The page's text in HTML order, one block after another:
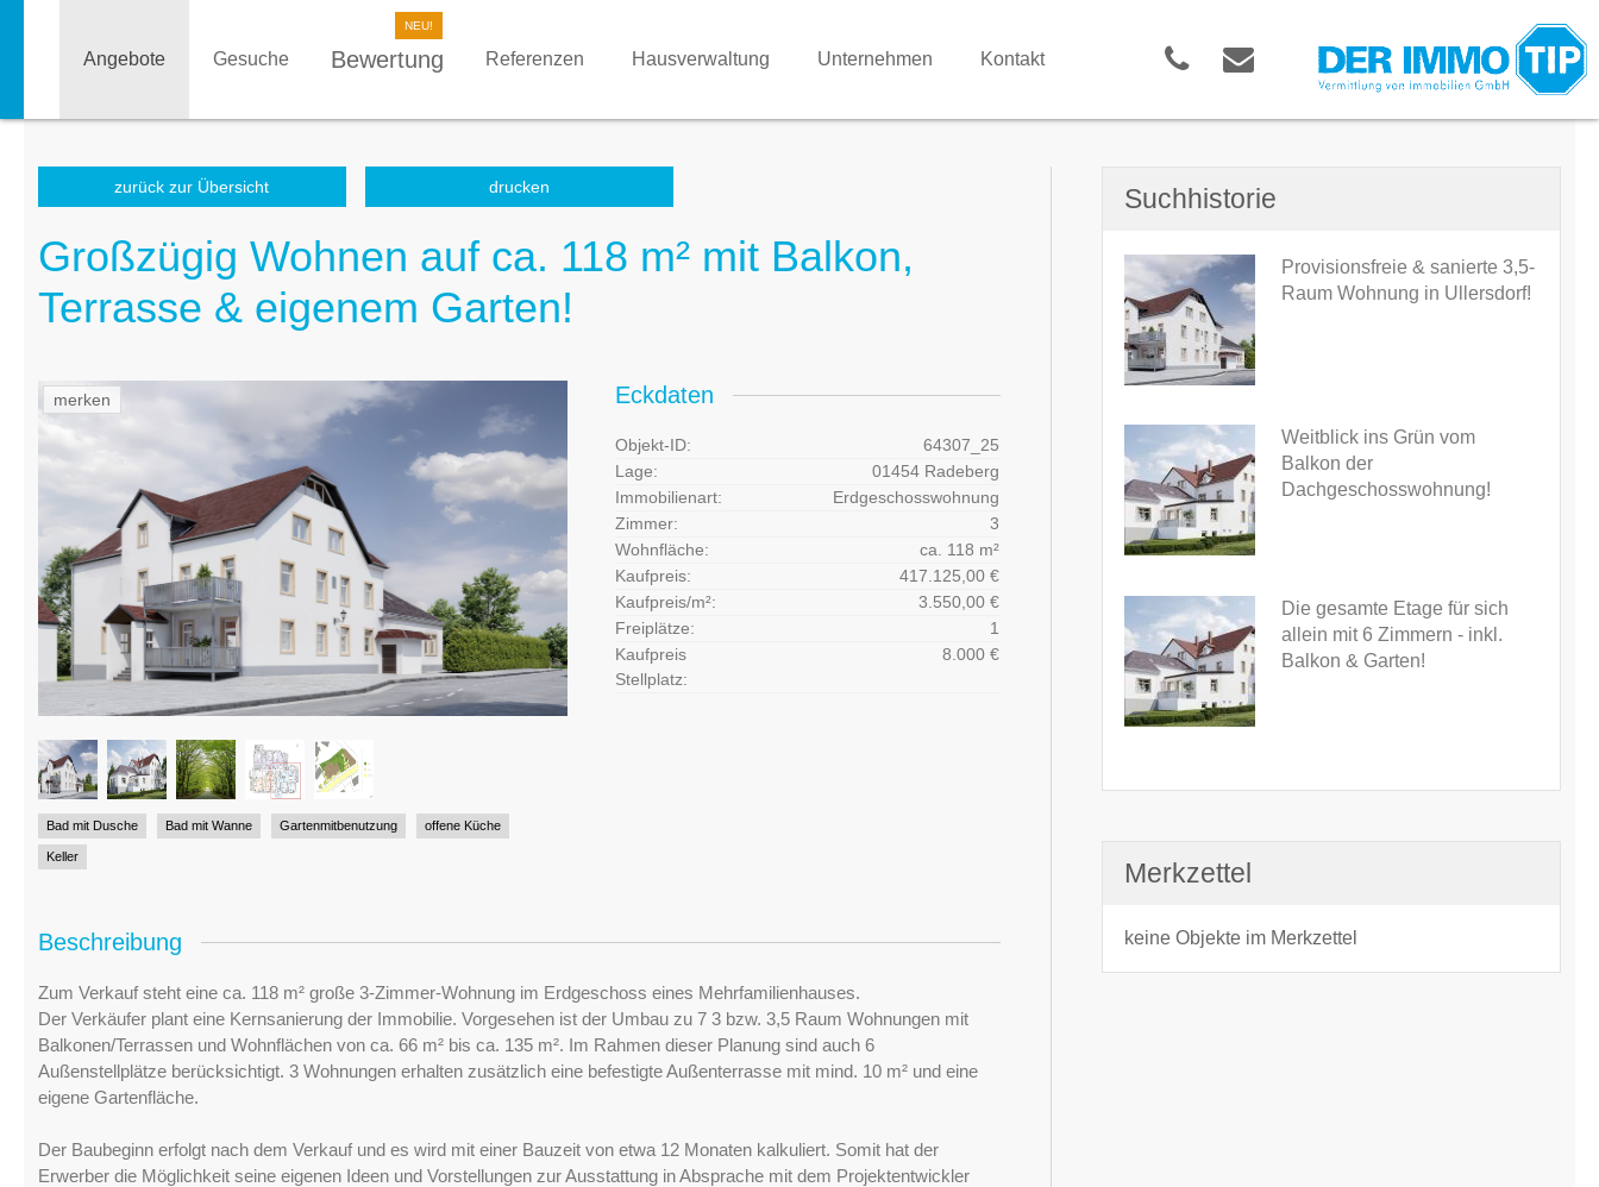
Angebote Gesuche Bewertung Referenzen Hausverwaltung Unternehmen Kontakt
zurück zur Übersicht drucken
Großzügig Wohnen auf ca. 118 m² mit Balkon,
Terrasse & eigenem Garten!
merken
Bad mit Dusche Bad mit Wanne Gartenmitbenutzung offene Küche
Keller
Eckdaten
Objekt-ID:
64307_25
Lage:
01454 Radeberg
Immobilienart:
Erdgeschosswohnung
Zimmer:
3
Wohnfläche:
ca. 118 m²
Kaufpreis:
417.125,00 €
Kaufpreis/m²:
3.550,00 €
Freiplätze:
1
Kaufpreis
Stellplatz:
8.000 €
Beschreibung
Zum Verkauf steht eine ca. 118 m² große 3-Zimmer-Wohnung im Erdgeschoss eines Mehrfamilienhauses.
Der Verkäufer plant eine Kernsanierung der Immobilie. Vorgesehen ist der Umbau zu 7 3 bzw. 3,5 Raum Wohnungen mit
Balkonen/Terrassen und Wohnflächen von ca. 66 m² bis ca. 135 m². Im Rahmen dieser Planung sind auch 6
Außenstellplätze berücksichtigt. 3 Wohnungen erhalten zusätzlich eine befestigte Außenterrasse mit mind. 10 m² und eine
eigene Gartenfläche.
Der Baubeginn erfolgt nach dem Verkauf und es wird mit einer Bauzeit von etwa 12 Monaten kalkuliert. Somit hat der
Erwerber die Möglichkeit seine eigenen Ideen und Vorstellungen zur Ausstattung in Absprache mit dem Projektentwickler
Suchhistorie
Provisionsfreie & sanierte 3,5-
Raum Wohnung in Ullersdorf!
Weitblick ins Grün vom
Balkon der
Dachgeschosswohnung!
Die gesamte Etage für sich
allein mit 6 Zimmern - inkl.
Balkon & Garten!
Merkzettel
keine Objekte im Merkzettel